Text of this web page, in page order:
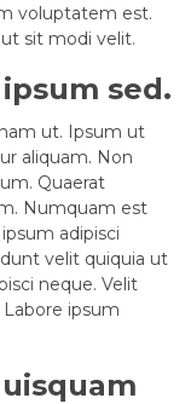
voluptatem est.
sit modi velit.
sed.
ut. Ipsum ut
aliquam. Non
Quaerat
Numquam est
adipisci
velit quiquia ut
neque. Velit
ipsum